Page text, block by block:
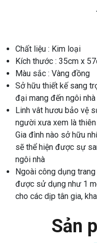
Chất liệu : Kim loại
Kích thước : 35cm x
Màu sắc : Vàng đồng
Sở hữu thiết kế sang
đại mang đến ngôi
Linh vât hươu bảo vệ
người xưa xem là
Gia đình nào sở hữu
sẽ thể hiện được sự
ngôi nhà
Ngoài công dụng
được sử dụng như 1
cho các dịp tân gia,
Sản